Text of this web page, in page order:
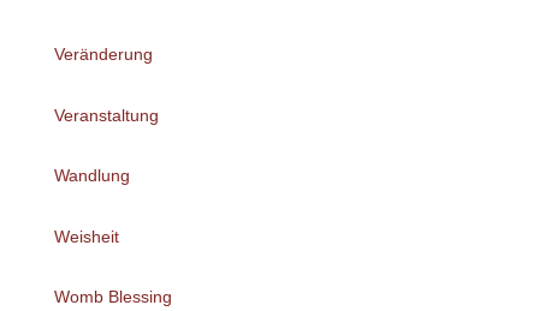
Veränderung
Veranstaltung
Wandlung
Weisheit
Womb Blessing